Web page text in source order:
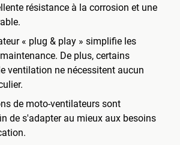
résistance à la corrosion et une
« plug & play » simplifie les
De plus, certains
ventilation ne nécessitent aucun
de moto-ventilateurs sont
de s'adapter au mieux aux besoins